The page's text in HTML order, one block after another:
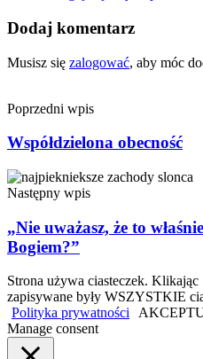
Dodaj komentarz
Musisz się zalogować, aby móc
Poprzedni wpis
Współdzielona obecność
Następny wpis
„Nie uważasz, że to
Bogiem?”
Strona używa ciasteczek.
zapisywane były WSZYSTKIE
Polityka prywatności
Manage consent